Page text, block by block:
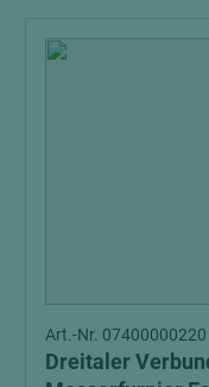
Art.-Nr. 07400000220
Dreitaler